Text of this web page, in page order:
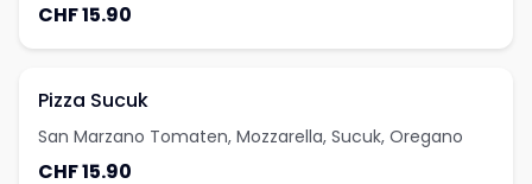
CHF 15.90
Pizza Sucuk
San Marzano Tomaten, Mozzarella, Sucuk, Oregano
CHF 15.90